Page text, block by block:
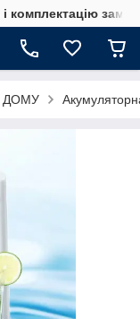
комплектацію
ДОМУ